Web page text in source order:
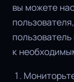
вы можете
к